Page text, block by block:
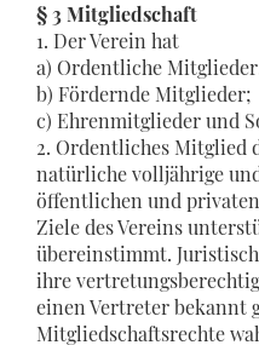
§ 3 Mitgliedschaft
1. Der Verein hat
a) Ordentliche
b) Fördernde Mitglieder;
c) Ehrenmitglieder und
2. Ordentliches Mitglied
natürliche volljährige
öffentlichen und
Ziele des Vereins
übereinstimmt.
ihre
einen Vertreter bekannt
Mitgliedschaftsrechte